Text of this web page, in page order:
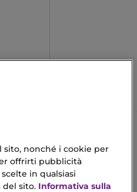
Filler Lips
Refill Donna
sito, nonché i cookie per
offrirti pubblicità
in qualsiasi
del sito. Informativa sulla